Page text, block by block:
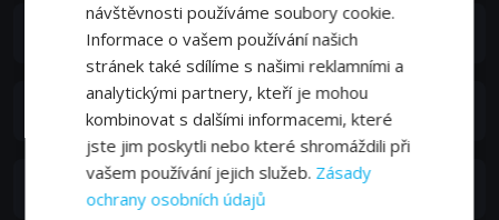
Jaana Paananen
Aku-Petteri Pahkamäki
Mikko Simonen
návštěvnosti používáme soubory cookie.
Informace o vašem používání našich
stránek také sdílíme s našimi reklamními a
analytickými partnery, kteří je mohou
kombinovat s dalšími informacemi, které
jste jim poskytli nebo které shromáždili při
vašem používání jejich služeb. Zásady
ochrany osobních údajů